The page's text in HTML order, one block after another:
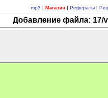
mp3 | Магазин| Рефераты|
Добавление файла: 17/